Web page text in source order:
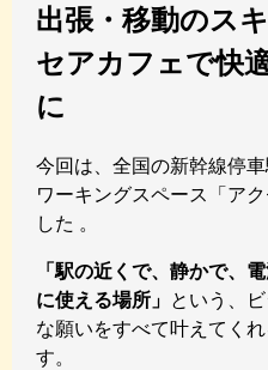
出張・移動のス
セアカフェで快
に
今回は、全国の新幹線停
ワーキングスペース「ア
した 。
「駅の近くで、静かで、
に使える場所」 という、
な願いをすべて叶えてく
す。